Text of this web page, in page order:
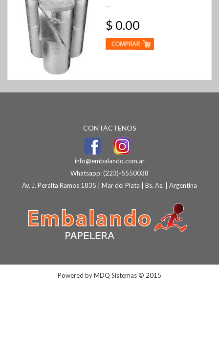
...
$ 0.00
CONTÁCTENOS
info@embalando.com.ar
Whatsapp:(223)-5550038
Av. J. Peralta Ramos 1835 | Mar del Plata | Bs. As. | Argentina
Powered byMDQ Sistemas© 2015